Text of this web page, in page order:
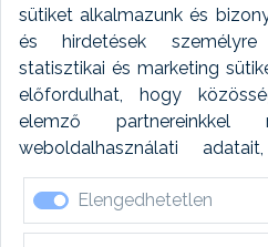
sütiket alkalmazunk és
és hirdetések személyre
statisztikai és marketing
előfordulhat, hogy
elemző
weboldalhasználati
forrásokból gyűjtött
elfogadásával
ezen adatokat 6 hónap után
Elengedhetetlen
Fényképtár
Autómosó